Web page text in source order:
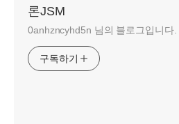
론JSM
0anhzncyhd5n 님의 블로그입니다.
구독하기